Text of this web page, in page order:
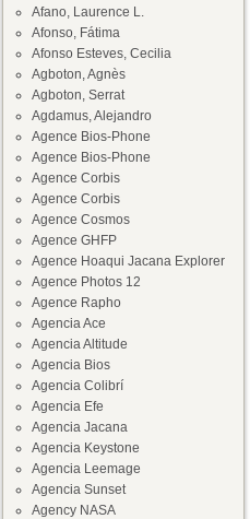
Afano, Laurence L.
Afonso, Fátima
Afonso Esteves, Cecilia
Agboton, Agnès
Agboton, Serrat
Agdamus, Alejandro
Agence Bios-Phone
Agence Bios-Phone
Agence Corbis
Agence Corbis
Agence Cosmos
Agence GHFP
Agence Hoaqui Jacana Explorer
Agence Photos 12
Agence Rapho
Agencia Ace
Agencia Altitude
Agencia Bios
Agencia Colibrí
Agencia Efe
Agencia Jacana
Agencia Keystone
Agencia Leemage
Agencia Sunset
Agency NASA